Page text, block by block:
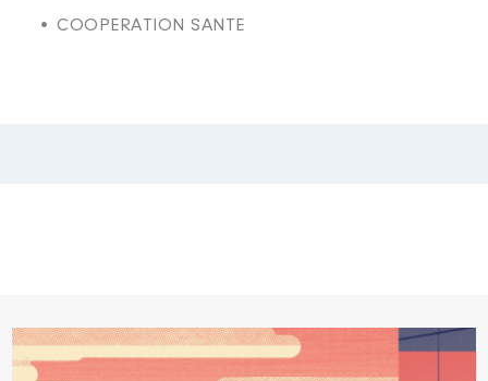
• COOPERATION SANTE